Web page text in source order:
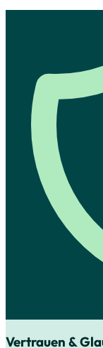
Vertrauen &